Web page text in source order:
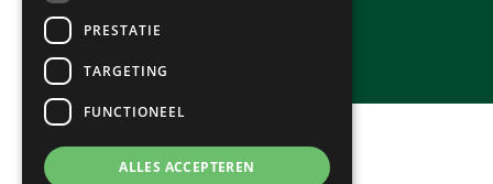
PRESTATIE
TARGETING
FUNCTIONEEL
ALLES ACCEPTEREN